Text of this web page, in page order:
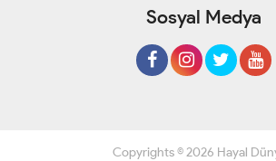
Sosyal Medya
Copyrights © 2026 Hayal